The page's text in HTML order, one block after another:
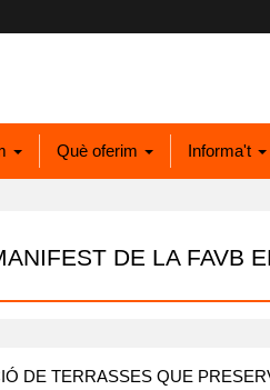
Què oferim Informa't
DE LA FAVB
DE TERRASSES QUE